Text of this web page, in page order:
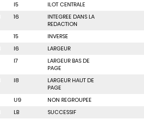
I5 ILOT CENTRALE
16
INTEGREE DANS LA
REDACTION
15 INVERSE
I6 LARGEUR
I7
LARGEUR BAS DE
PAGE
I8
LARGEUR HAUT DE
PAGE
U9 NON REGROUPEE
LB SUCCESSIF